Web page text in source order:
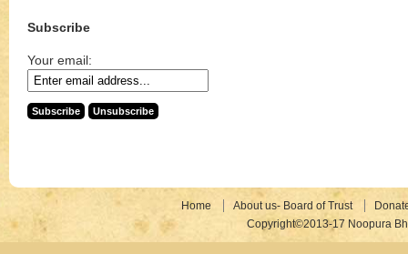
Subscribe
Your email:
Home About us- Board of Trust
Copyright©2013-17 Noopura